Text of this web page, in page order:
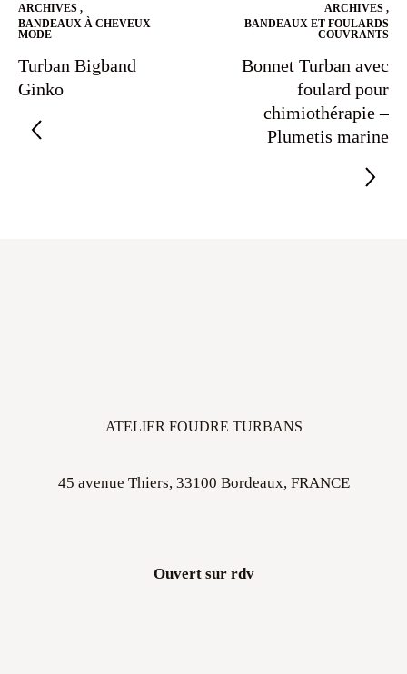
ARCHIVES ,
BANDEAUX À CHEVEUX
MODE
Turban Bigband
Ginko
ARCHIVES ,
BANDEAUX ET FOULARDS
COUVRANTS
Bonnet Turban avec
foulard pour
chimiothérapie –
Plumetis marine
ATELIER FOUDRE TURBANS
45 avenue Thiers, 33100 Bordeaux, FRANCE
Ouvert sur rdv